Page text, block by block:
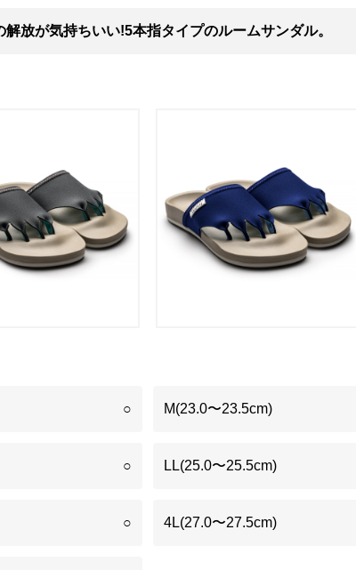
解放が気持ちいい!5本指タイプのルームサンダル。
○ M(23.0〜23.5cm)
○ LL(25.0〜25.5cm)
○ 4L(27.0〜27.5cm)